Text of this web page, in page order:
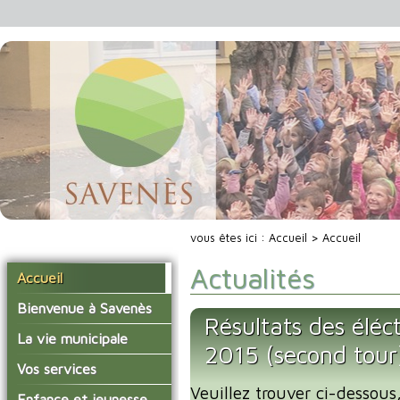
Accueil
Bienvenue à Savenès
Situer Savenès
Savenès en chiffre
L'histoire du village
La vie municipale
Vos élus
Les compte-rendus du
Vos services
La mairie
vous êtes ici : Accueil > Accueil
Actualités
Résultats des
2015 (second
Veuillez trouver ci-